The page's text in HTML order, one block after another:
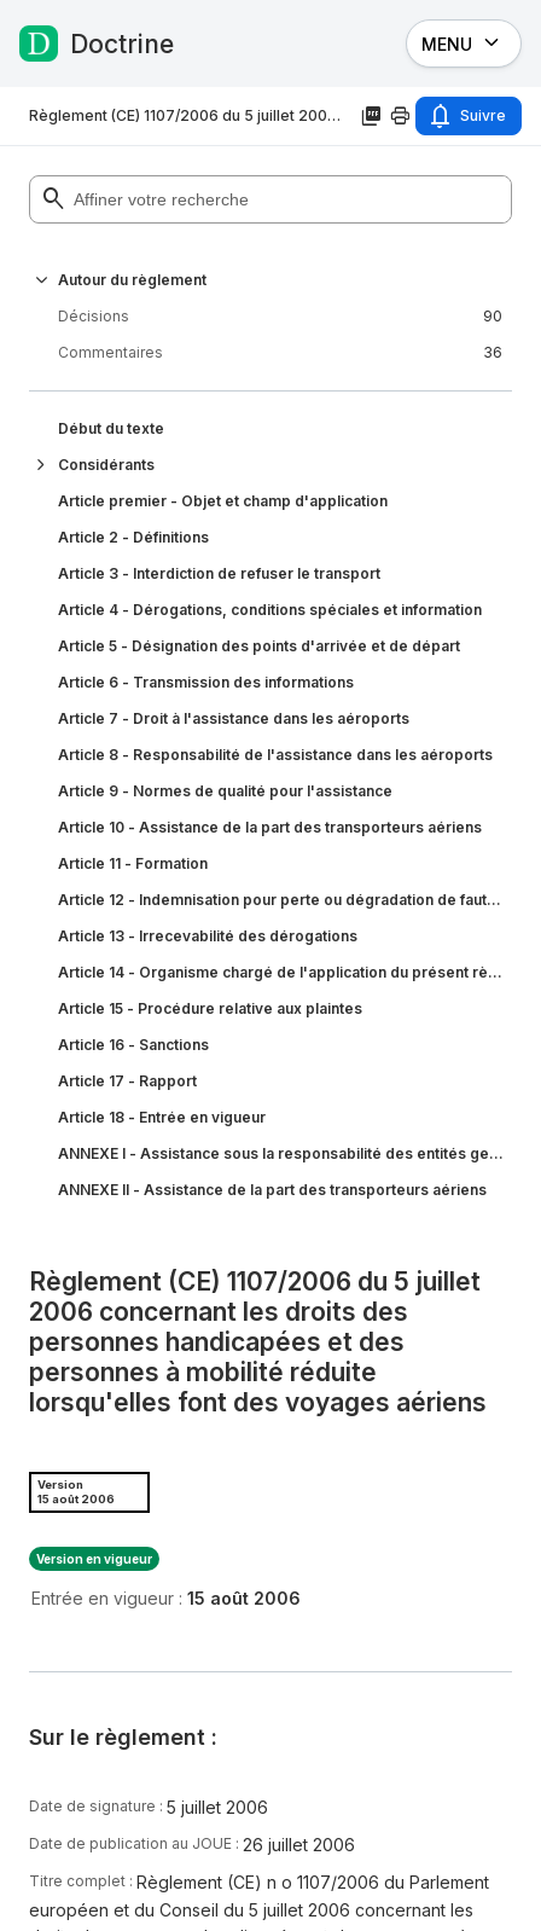
Passer au contenu
Doctrine MENU
Règlement (CE) 1107/2006 du 5 juillet 2006 concernant les droits des personnes handicapées et des personnes à mobilité réduite lorsqu'elles font des voyages aériens Suivre
Autour du règlement
Décisions
90
Commentaires
36
Début du texte
Considérants
Article premier - Objet et champ d'application
Article 2 - Définitions
Article 3 - Interdiction de refuser le transport
Article 4 - Dérogations, conditions spéciales et information
Article 5 - Désignation des points d'arrivée et de départ
Article 6 - Transmission des informations
Article 7 - Droit à l'assistance dans les aéroports
Article 8 - Responsabilité de l'assistance dans les aéroports
Article 9 - Normes de qualité pour l'assistance
Article 10 - Assistance de la part des transporteurs aériens
Article 11 - Formation
Article 12 - Indemnisation pour perte ou dégradation de fauteuils
Article 13 - Irrecevabilité des dérogations
Article 14 - Organisme chargé de l'application du présent
Article 15 - Procédure relative aux plaintes
Article 16 - Sanctions
Article 17 - Rapport
Article 18 - Entrée en vigueur
ANNEXE I - Assistance sous la responsabilité des entités
ANNEXE II - Assistance de la part des transporteurs aériens
Règlement (CE) 1107/2006 du 5 juillet
2006 concernant les droits des
personnes handicapées et des
personnes à mobilité réduite
lorsqu'elles font des voyages aériens
Version
15 août 2006
Version en vigueur
Entrée en vigueur : 15 août 2006
Sur le règlement :
Date de signature : 5 juillet 2006
Date de publication au JOUE : 26 juillet 2006
Titre complet : Règlement (CE) n o 1107/2006 du Parlement
européen et du Conseil du 5 juillet 2006 concernant les